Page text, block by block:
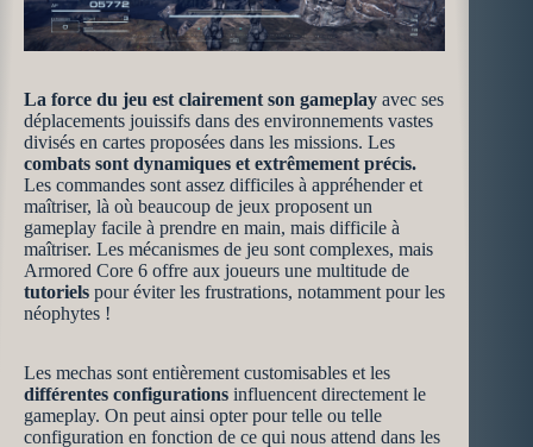
La force du jeu est clairement son gameplay avec ses
déplacements jouissifs dans des environnements vastes
divisés en cartes proposées dans les missions. Les
combats sont dynamiques et extrêmement précis.
Les commandes sont assez difficiles à appréhender et
maîtriser, là où beaucoup de jeux proposent un
gameplay facile à prendre en main, mais difficile à
maîtriser. Les mécanismes de jeu sont complexes, mais
Armored Core 6 offre aux joueurs une multitude de
tutoriels pour éviter les frustrations, notamment pour les
néophytes !
Les mechas sont entièrement customisables et les
différentes configurations influencent directement le
gameplay. On peut ainsi opter pour telle ou telle
configuration en fonction de ce qui nous attend dans les